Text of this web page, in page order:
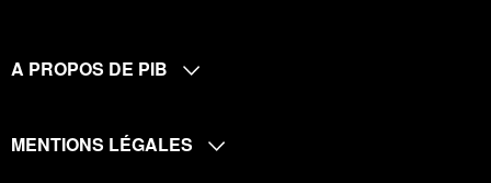
A PROPOS DE PIB
MENTIONS LÉGALES